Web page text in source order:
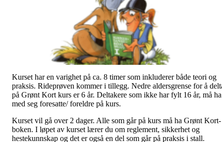
Kurset har en varighet på ca. 8 timer som inkluderer både teori og
praksis. Rideprøven kommer i tillegg. Nedre aldersgrense for å
på Grønt Kort kurs er 6 år. Deltakere som ikke har fylt 16 år, må ha
med seg foresatte/ foreldre på kurs.
Kurset vil gå over 2 dager. Alle som går på kurs må ha Grønt Kort-
boken. I løpet av kurset lærer du om reglement, sikkerhet og
hestekunnskap og det er også en del som går på praksis i stall.